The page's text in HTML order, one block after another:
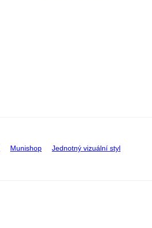
Munishop Jednotný vizuální styl